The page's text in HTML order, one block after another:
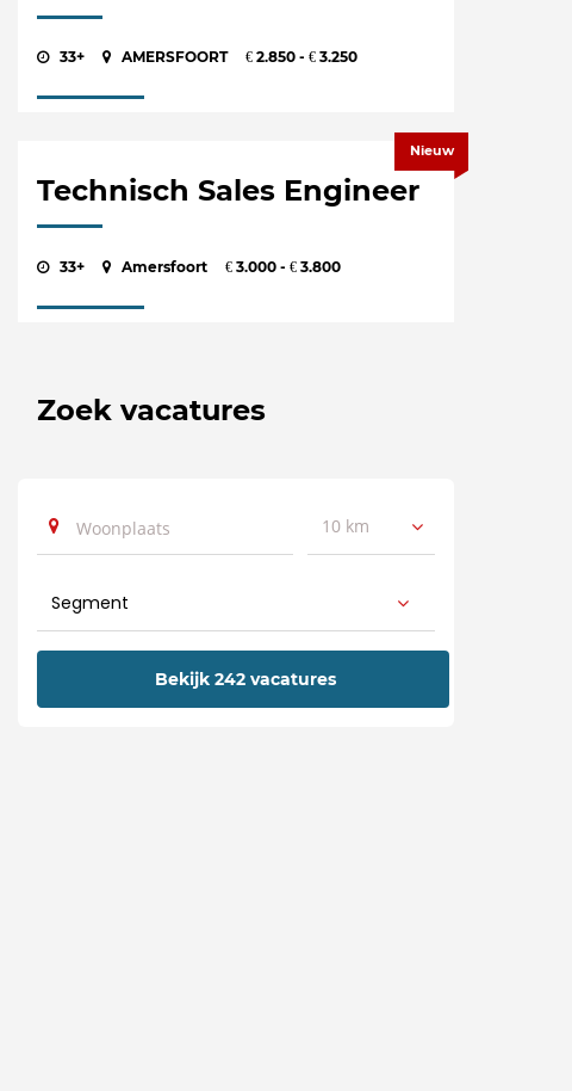
33+ AMERSFOORT € 2.850 - € 3.250
Technisch Sales Engineer
33+ Amersfoort € 3.000 - € 3.800
Nieuw
Zoek vacatures
10 km
Bekijk 242 vacatures